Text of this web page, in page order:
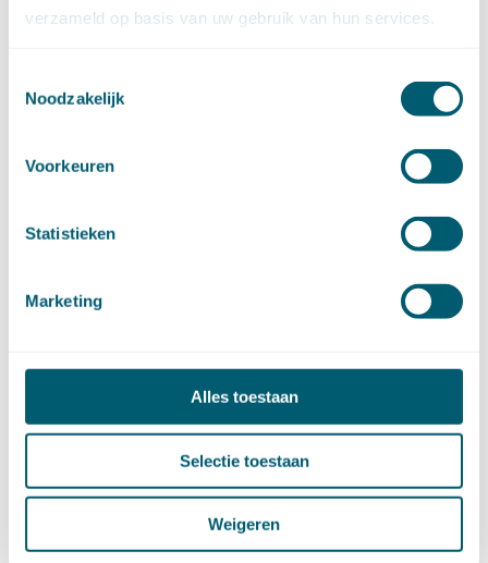
verzameld op basis van uw gebruik van hun services.
Noodzakelijk
Voorkeuren
Statistieken
Marketing
Alles toestaan
Selectie toestaan
Weigeren
►
2026 (88)
juni (15)
maart (17)
januari (14)
november (15)
augustus (6)
juni (13)
maart (8)
januari (15)